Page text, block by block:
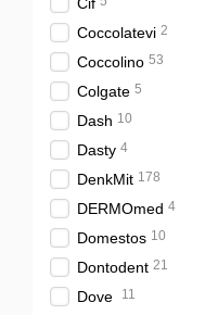
Coccolatevi 2
Coccolino 53
Colgate 5
Dash 10
Dasty 4
DenkMit 178
DERMOmed 4
Domestos 10
Dontodent 21
Dove 11